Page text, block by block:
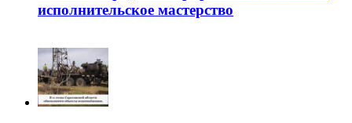
исполнительское мастерство